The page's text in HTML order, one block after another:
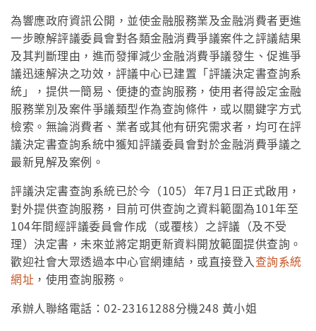
為響應政府資訊公開，並使金融服務業及金融消費者更進
一步瞭解評議委員會對各類金融消費爭議案件之評議結果
及其判斷理由，進而發揮減少金融消費爭議發生、促進爭
議迅速解決之功效，評議中心已建置「評議決定書查詢系
統」，提供一簡易、便捷的查詢服務，使用者得設定金融
服務業別及案件爭議類型作為查詢條件，或以關鍵字方式
檢索。無論消費者、業者或其他有研究需求者，均可在評
議決定書查詢系統中獲知評議委員會對於金融消費爭議之
最新見解及案例。
評議決定書查詢系統已於今（105）年7月1日正式啟用，
對外提供查詢服務，目前可供查詢之資料範圍為101年至
104年間經評議委員會作成（或覆核）之評議（及不受
理）決定書，未來並將定期更新資料開放範圍提供查詢。
歡迎社會大眾透過本中心官網連結，或直接登入查詢系統
網址 ，使用查詢服務。
承辦人聯絡電話：02-23161288分機248 黃小姐